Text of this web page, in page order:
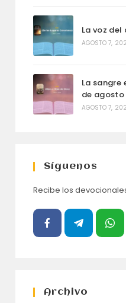
La voz
AGOSTO 7,
La sangre
de agosto
AGOSTO 7,
Síguenos
Recibe los
Archivo